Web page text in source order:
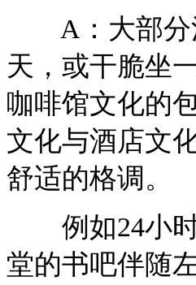
A：大部分
天，或干脆坐
咖啡馆文化的
文化与酒店文
舒适的格调。
例如24小时
堂的书吧伴随